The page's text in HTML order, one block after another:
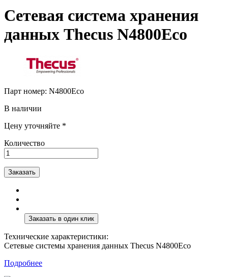
Сетевая система хранения
данных Thecus N4800Eco
Парт номер: N4800Eco
В наличии
Цену уточняйте *
Количество
Заказать
Технические характеристики:
Сетевые системы хранения данных Thecus N4800Eco
Подробнее